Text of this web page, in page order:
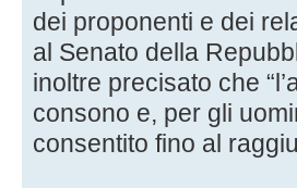
dei proponenti e dei
al Senato della
inoltre precisato che
consono e, per gli
consentito fino al